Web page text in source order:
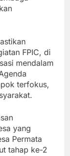
FPIC, di
mendalam
terfokus,
yang
Permata
tahap ke-2